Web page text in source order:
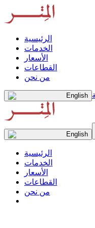
الرئيسية
الخدمات
الأسعار
القطاعات
من نحن
English
English
الرئيسية
الخدمات
الأسعار
القطاعات
من نحن